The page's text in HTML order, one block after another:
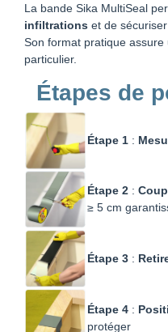
La bande Sika MultiSeal
infiltrations et de
Son format pratique
particulier.
Étapes de
Étape 1 :
Étape 2 :
≥ 5 cm
Étape 3 :
Étape 4 :
protéger